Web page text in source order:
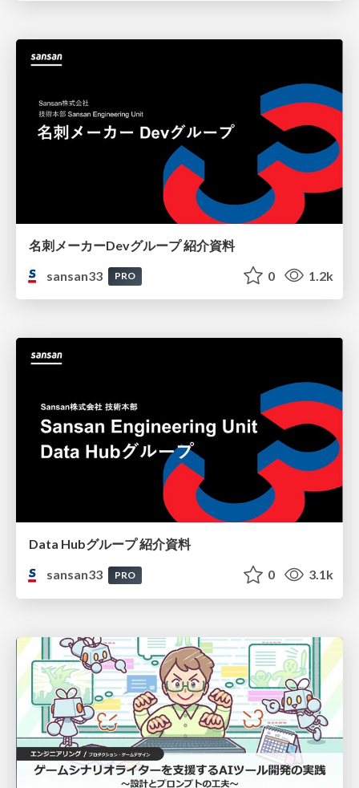
名刺メーカーDevグループ 紹介資料
sansan33
PRO 0 1.2k
Data Hubグループ 紹介資料
sansan33
PRO 0 3.1k